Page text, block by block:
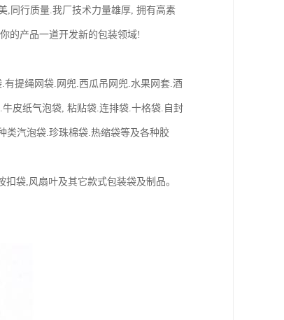
,同行质量.我厂技术力量雄厚, 拥有高素
你的产品一道开发新的包装领域!
.有提绳网袋.网兜.西瓜吊网兜.水果网套.酒
皮纸气泡袋, 粘贴袋.连排袋.十格袋.自封
类汽泡袋.珍珠棉袋.热缩袋等及各种胶
袋,风扇叶及其它款式包装袋及制品。